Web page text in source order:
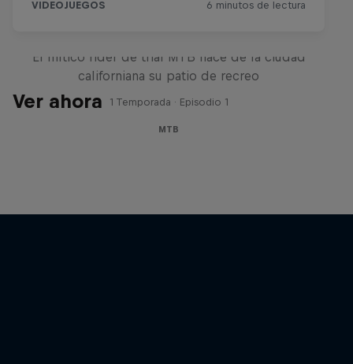
Ver ahora
Danny MacAskill: Postal desde
El mítico rider de trial MTB hace de la ciudad
californiana su patio de recreo
1 Temporada · Episodio 1
MTB